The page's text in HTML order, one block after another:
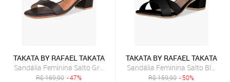
TAKATA BY RAFAEL TAKATA
Sandália Feminina Salto Grosso Quadrado Baixo Bico Quadrado
R$169,90 - 47%
TAKATA BY RAFAEL TAKATA
Sandália Feminina Salto Bloco
R$159,90 - 50%